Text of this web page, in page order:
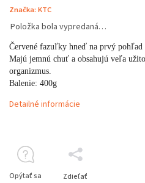
Značka: KTC
Položka bola vypredaná…
Červené fazuľky hneď na prvý pohľad
Majú jemnú chuť a obsahujú veľa
organizmus.
Balenie: 400g
Detailné informácie
Opýtať sa Zdieľať